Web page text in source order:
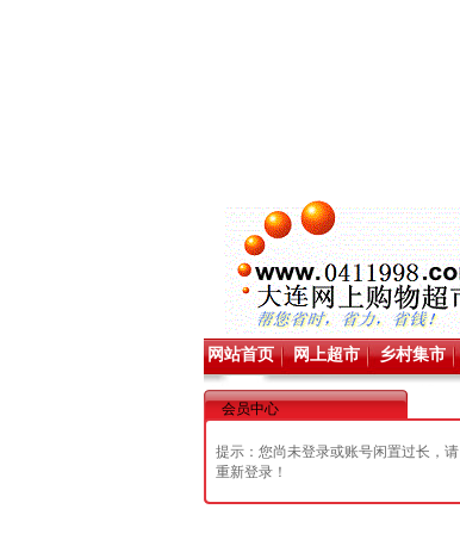
网站首页 网上超市 乡村集市
会员中心
提示：您尚未登录或账号闲置过长，请
重新登录！